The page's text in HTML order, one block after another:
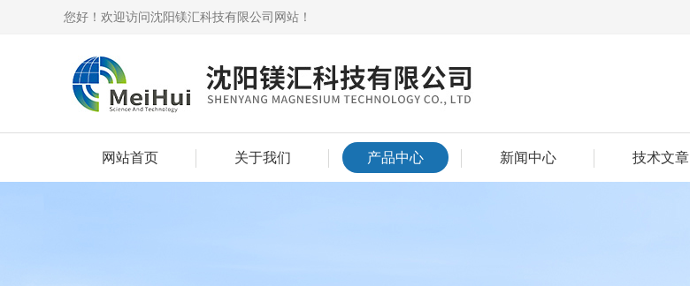
您好！欢迎访问沈阳镁汇科技有限公司网站！
网站首页 关于我们 产品中心 新闻中心 技术文章